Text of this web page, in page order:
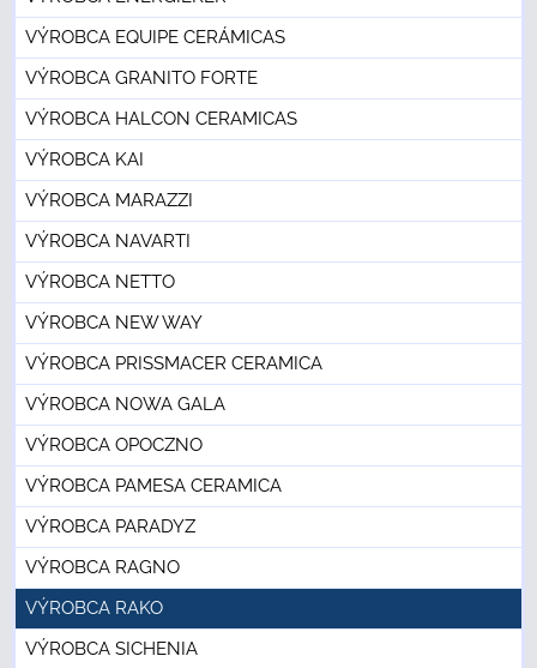
VÝROBCA EQUIPE CERÁMICAS
VÝROBCA GRANITO FORTE
VÝROBCA HALCON CERAMICAS
VÝROBCA KAI
VÝROBCA MARAZZI
VÝROBCA NAVARTI
VÝROBCA NETTO
VÝROBCA NEW WAY
VÝROBCA PRISSMACER CERAMICA
VÝROBCA NOWA GALA
VÝROBCA OPOCZNO
VÝROBCA PAMESA CERAMICA
VÝROBCA PARADYZ
VÝROBCA RAGNO
VÝROBCA RAKO
VÝROBCA SICHENIA